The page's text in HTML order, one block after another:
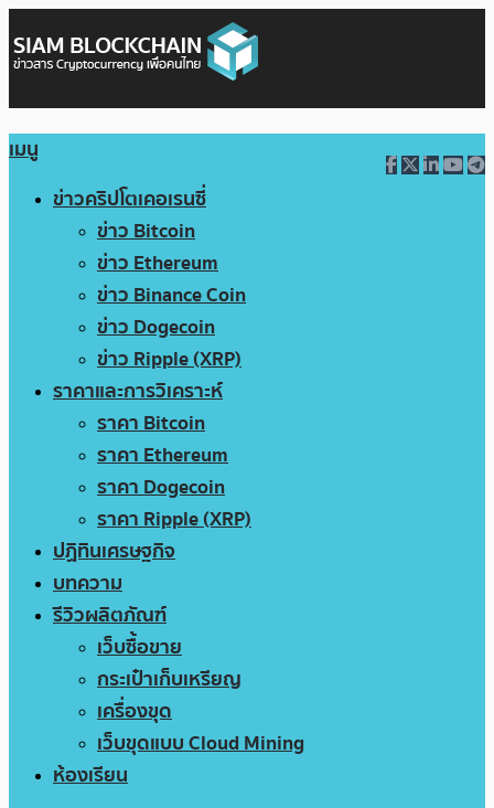
เมนู
ข่าวคริปโตเคอเรนซี่
ข่าว Bitcoin
ข่าว Ethereum
ข่าว Binance Coin
ข่าว Dogecoin
ข่าว Ripple (XRP)
ราคาและการวิเคราะห์
ราคา Bitcoin
ราคา Ethereum
ราคา Dogecoin
ราคา Ripple (XRP)
ปฏิทินเศรษฐกิจ
บทความ
รีวิวผลิตภัณฑ์
เว็บซื้อขาย
กระเป๋าเก็บเหรียญ
เครื่องขุด
เว็บขุดแบบ Cloud Mining
ห้องเรียน